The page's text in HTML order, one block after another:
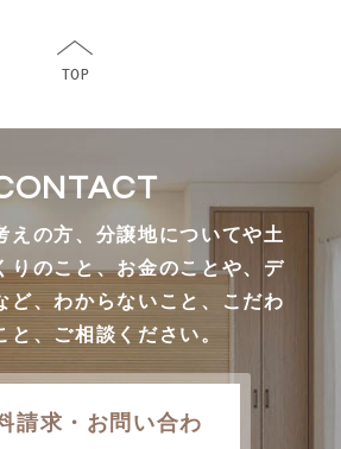
えの方、分譲地についてや土
りのこと、お金のことや、デ
ど、わからないこと、こだわ
と、ご相談ください。
請求・お問い合わ